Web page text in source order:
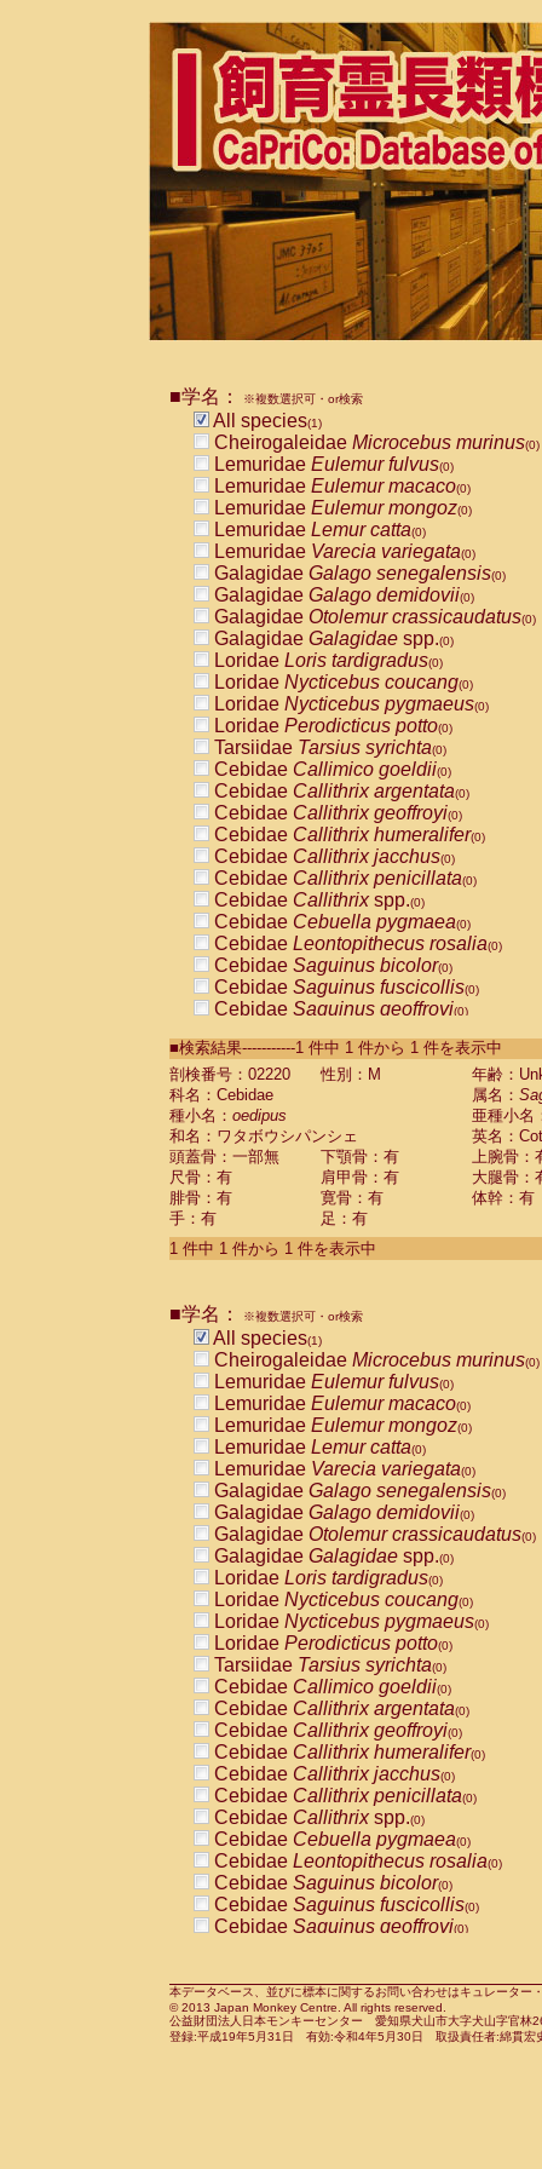
■学名： ※複数選択可・or検索
All species(1)
Cheirogaleidae Microcebus murinus(0)
Lemuridae Eulemur fulvus(0)
Lemuridae Eulemur macaco(0)
Lemuridae Eulemur mongoz(0)
Lemuridae Lemur catta(0)
Lemuridae Varecia variegata(0)
Galagidae Galago senegalensis(0)
Galagidae Galago demidovii(0)
Galagidae Otolemur crassicaudatus(0)
Galagidae Galagidae spp.(0)
Loridae Loris tardigradus(0)
Loridae Nycticebus coucang(0)
Loridae Nycticebus pygmaeus(0)
Loridae Perodicticus potto(0)
Tarsiidae Tarsius syrichta(0)
Cebidae Callimico goeldii(0)
Cebidae Callithrix argentata(0)
Cebidae Callithrix geoffroyi(0)
Cebidae Callithrix humeralifer(0)
Cebidae Callithrix jacchus(0)
Cebidae Callithrix penicillata(0)
Cebidae Callithrixspp.(0)
Cebidae Cebuella pygmaea(0)
Cebidae Leontopithecus rosalia(0)
Cebidae Saguinus bicolor(0)
Cebidae Saguinus fuscicollis(0)
Cebidae Saguinus geoffroyi(0)
CebidaeSaguinus labiatus(0)
Cebidae Saguinus leucopus (0)
Cebidae
Cebidae
CebidaeSaguinus nigricollis (0)
Cebidae Saguinus oedipus
Cebidae Saguinus weddelli
Cebidae Saguinusspp.
Cebidae Aotus trivirgatus
Cebidae Cebus albifrons
CebidaeCebus nigrivittatus
CebidaeCebus
CebidaeSaimiri boliviensis(0)
CebidaeSaimiri sciureus(0)
AtelidaeAlouatta caraya(0)
AtelidaeAlouatta fusca(0)
AtelidaeAlouatta seniculus
AtelidaeAlouattaspp.(0)
AtelidaeAteles belzebuth(0)
AtelidaeAteles geoffroyi(0)
AtelidaeAteles paniscus(0)
AtelidaeAtelesspp.(0)
Atelidae Lagothrix lagothricha
AtelidaeLagothrix lagothricha cana
PitheciidaeCacajao calvus
PitheciidaeCallicebus cupreus
PitheciidaeCallicebus donacophilus
PitheciidaeCallicebus moloch
PitheciidaeCallicebus torquatus
PitheciidaeCallicebusspp.(0)
PitheciidaeChiropotes satanas(0)
PitheciidaePithecia monachus
PitheciidaePithecia pithecia(0)
CercopithecidaeCercocebus agilis
CercopithecidaeCercocebus
CercopithecidaeCercocebus
CercopithecidaeCercocebus
CercopithecidaeCercocebus
CercopithecidaeCercocebushybrid
CercopithecidaePapio anubis(0)
CercopithecidaePapio cynocephalus
CercopithecidaePapio hamadryas(0)
■検索結果-----------1 件中 1 件から 1 件を表示中
剖検番号：02220
性別：M
年齢：
科名：Cebidae
属名：
種小名： oedipus
亜種小名
和名：ワタボウシパンシェ
英名：
頭蓋骨：一部無
下顎骨：有
上腕骨：
尺骨：有
肩甲骨：有
大腿骨：
腓骨：有
寛骨：有
体幹：有
手：有
足：有
1 件中 1 件から 1 件を表示中
■学名： ※複数選択可・or検索
All species(1)
Cheirogaleidae Microcebus murinus(0)
Lemuridae Eulemur fulvus(0)
Lemuridae Eulemur macaco(0)
Lemuridae Eulemur mongoz(0)
Lemuridae Lemur catta(0)
Lemuridae Varecia variegata(0)
Galagidae Galago senegalensis(0)
Galagidae Galago demidovii(0)
Galagidae Otolemur crassicaudatus(0)
Galagidae Galagidae spp.(0)
Loridae Loris tardigradus(0)
Loridae Nycticebus coucang(0)
Loridae Nycticebus pygmaeus(0)
Loridae Perodicticus potto(0)
Tarsiidae Tarsius syrichta(0)
Cebidae Callimico goeldii(0)
Cebidae Callithrix argentata(0)
Cebidae Callithrix geoffroyi(0)
Cebidae Callithrix humeralifer(0)
Cebidae Callithrix jacchus(0)
Cebidae Callithrix penicillata(0)
Cebidae Callithrixspp.(0)
Cebidae Cebuella pygmaea(0)
Cebidae Leontopithecus rosalia(0)
Cebidae Saguinus bicolor(0)
Cebidae Saguinus fuscicollis(0)
Cebidae Saguinus geoffroyi(0)
CebidaeSaguinus leucopus(0)
CebidaeSaguinus midas(0)
Cebidae Saguinus mystax(0)
本データベース、並びに標本に関するお問い合わせはキュレータ
© 2013 Japan Monkey Centre. All rights reserved.
公益財団法人日本モンキーセンター 愛知県犬山市大字犬山字官
登録:平成19年5月31日 有効:令和4年5月30日 取扱責任者:綿貫宏